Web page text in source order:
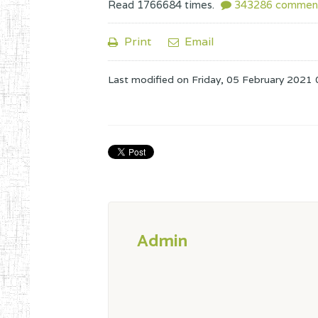
Read 1766684 times. 343286
Print Email
Last modified on Friday, 05 February 2021
Admin